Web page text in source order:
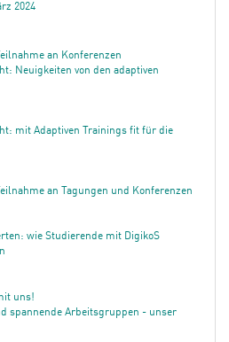
2024
an Konferenzen
Neuigkeiten von den adaptiven
mit Adaptiven Trainings fit für die
an Tagungen und Konferenzen
wie Studierende mit DigikoS
uns!
spannende Arbeitsgruppen - unser